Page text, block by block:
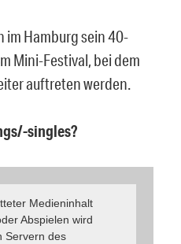
im Hamburg sein 40-
Mini-Festival, bei dem
auftreten werden.
singles?
Medieninhalt
Abspielen wird
Servern des